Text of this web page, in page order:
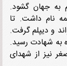
به جهان گشود.
داشت. تا
گرفت.
هویزه به شهادت رسید.
شهدای